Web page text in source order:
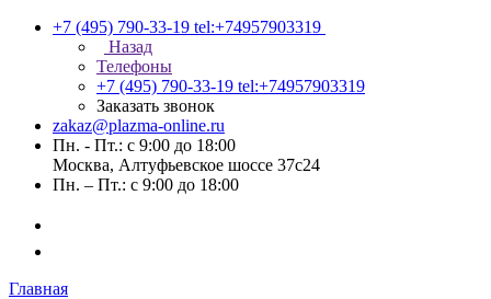
+7 (495) 790-33-19 tel:+74957903319
Назад
Телефоны
+7 (495) 790-33-19 tel:+74957903319
Заказать звонок
zakaz@plazma-online.ru
Пн. - Пт.: с 9:00 до 18:00
Москва, Алтуфьевское шоссе 37с24
Пн. – Пт.: с 9:00 до 18:00
Главная